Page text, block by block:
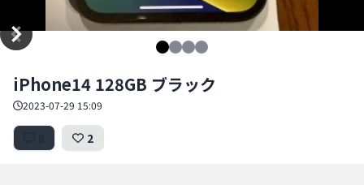
iPhone14 128GB ブラック
2023-07-29 15:09
2